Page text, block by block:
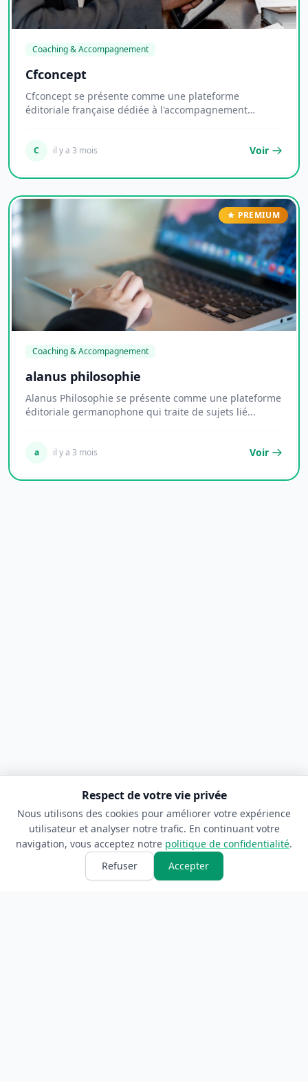
Coaching & Accompagnement
Cfconcept
Cfconcept se présente comme une plateforme
éditoriale française dédiée à l'accompagnement
C il y a 3 mois Voir
PREMIUM
Coaching & Accompagnement
alanus philosophie
Alanus Philosophie se présente comme une plateforme
éditoriale germanophone qui traite de sujets lié...
a il y a 3 mois Voir
Respect de votre vie privée
Nous utilisons des cookies pour améliorer votre expérience
utilisateur et analyser notre trafic. En continuant votre
navigation, vous acceptez notre politique de confidentialité.
Refuser
Accepter